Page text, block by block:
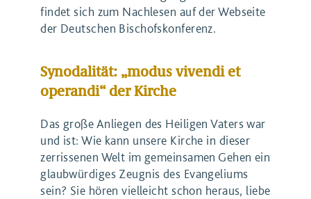
findet sich zum Nachlesen auf der Webseite
der Deutschen Bischofskonferenz.
Synodalität: „modus vivendi et
operandi“ der Kirche
Das große Anliegen des Heiligen Vaters war
und ist: Wie kann unsere Kirche in dieser
zerrissenen Welt im gemeinsamen Gehen ein
glaubwürdiges Zeugnis des Evangeliums
sein? Sie hören vielleicht schon heraus, liebe